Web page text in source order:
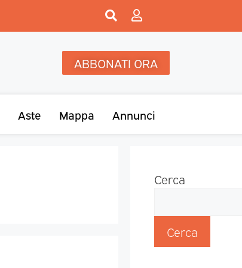
ABBONATI ORA
Aste Mappa Annunci
Cerca
Cerca